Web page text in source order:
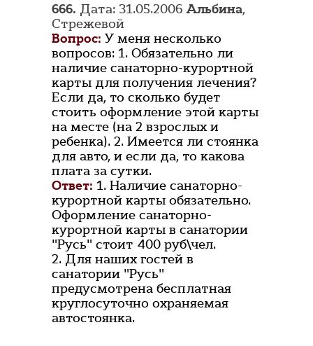
666. Дата: 31.05.2006Альбина,
Стрежевой
Вопрос: У меня несколько
вопросов: 1. Обязательно ли
наличие санаторно-курортной
карты для получения лечения?
Если да, то сколько будет
стоить оформление этой карты
на месте (на 2 взрослых и
ребенка). 2. Имеется ли стоянка
для авто, и если да, то какова
плата за сутки.
Ответ: 1. Наличие санаторно-
курортной карты обязательно.
Оформление санаторно-
курортной карты в санатории
"Русь" стоит 400 руб\чел.
2. Для наших гостей в
санатории "Русь"
предусмотрена бесплатная
круглосуточно охраняемая
автостоянка.